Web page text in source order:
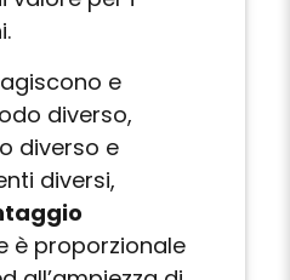
e
diverso,
diverso e
diversi,
è proporzionale